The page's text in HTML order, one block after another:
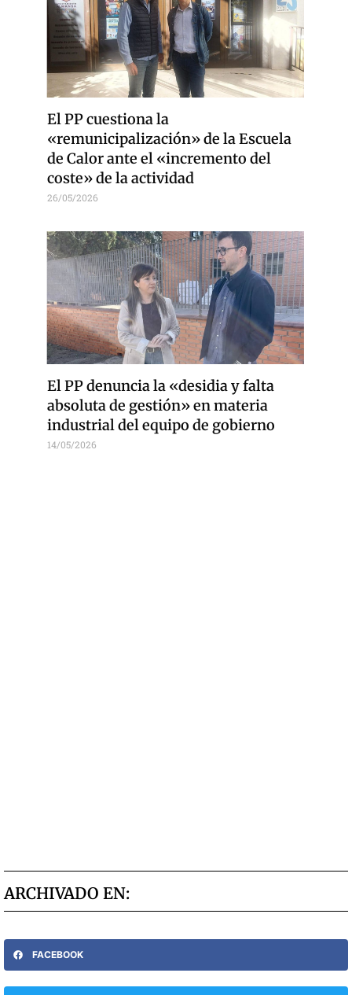
El PP cuestiona la
«remunicipalización» de la Escuela
de Calor ante el «incremento del
coste» de la actividad
26/05/2026
El PP denuncia la «desidia y falta
absoluta de gestión» en materia
industrial del equipo de gobierno
14/05/2026
ARCHIVADO EN:
FACEBOOK